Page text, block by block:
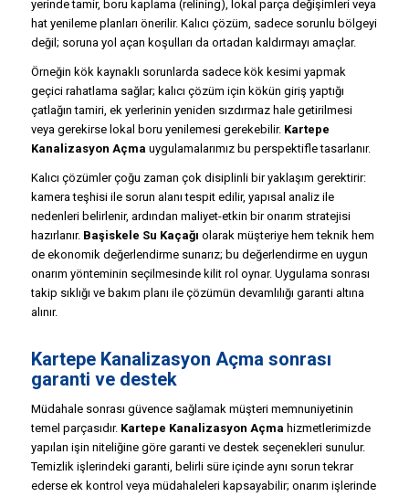
yerinde tamir, boru kaplama (relining), lokal parça değişimleri veya
hat yenileme planları önerilir. Kalıcı çözüm, sadece sorunlu bölgeyi
değil; soruna yol açan koşulları da ortadan kaldırmayı amaçlar.
Örneğin kök kaynaklı sorunlarda sadece kök kesimi yapmak
geçici rahatlama sağlar; kalıcı çözüm için kökün giriş yaptığı
çatlağın tamiri, ek yerlerinin yeniden sızdırmaz hale getirilmesi
veya gerekirse lokal boru yenilemesi gerekebilir. Kartepe
Kanalizasyon Açma uygulamalarımız bu perspektifle tasarlanır.
Kalıcı çözümler çoğu zaman çok disiplinli bir yaklaşım gerektirir:
kamera teşhisi ile sorun alanı tespit edilir, yapısal analiz ile
nedenleri belirlenir, ardından maliyet-etkin bir onarım stratejisi
hazırlanır. Başiskele Su Kaçağı olarak müşteriye hem teknik hem
de ekonomik değerlendirme sunarız; bu değerlendirme en uygun
onarım yönteminin seçilmesinde kilit rol oynar. Uygulama sonrası
takip sıklığı ve bakım planı ile çözümün devamlılığı garanti altına
alınır.
Kartepe Kanalizasyon Açma sonrası
garanti ve destek
Müdahale sonrası güvence sağlamak müşteri memnuniyetinin
temel parçasıdır. Kartepe Kanalizasyon Açma hizmetlerimizde
yapılan işin niteliğine göre garanti ve destek seçenekleri sunulur.
Temizlik işlerindeki garanti, belirli süre içinde aynı sorun tekrar
ederse ek kontrol veya müdahaleleri kapsayabilir; onarım işlerinde